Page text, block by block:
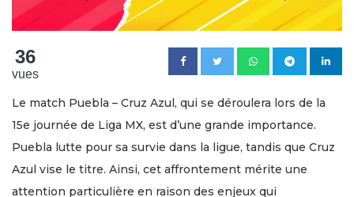
36
vues
Le match Puebla – Cruz Azul, qui se déroulera lors de la
15e journée de Liga MX, est d’une grande importance.
Puebla lutte pour sa survie dans la ligue, tandis que Cruz
Azul vise le titre. Ainsi, cet affrontement mérite une
attention particulière en raison des enjeux qui